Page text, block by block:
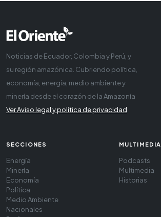
Noticias de Ecuador, Colombia y Perú, y
su región amazónica. Cubriendo política,
economía, energía, medio ambiente y
minería desde el corazón de la Amazonía
Ver Aviso legal y política de privacidad
SECCIONES
Energía
Minería
Economía
Política
Medio Ambiente
Nacionales
MULTIMEDIA
Podcasts
Multimedia
Historias